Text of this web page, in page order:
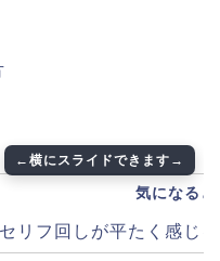
気になる
セリフ回しが平たく感じ